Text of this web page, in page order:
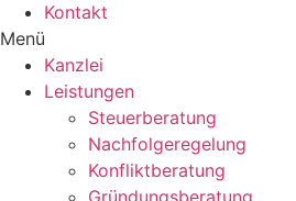
Kontakt
Menü
Kanzlei
Leistungen
Steuerberatung
Nachfolgeregelung
Konfliktberatung
Gründungsberatung